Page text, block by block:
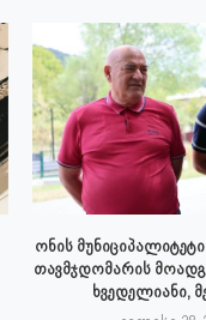
ონის
თავმჯდომარის
ხვედელიანი,